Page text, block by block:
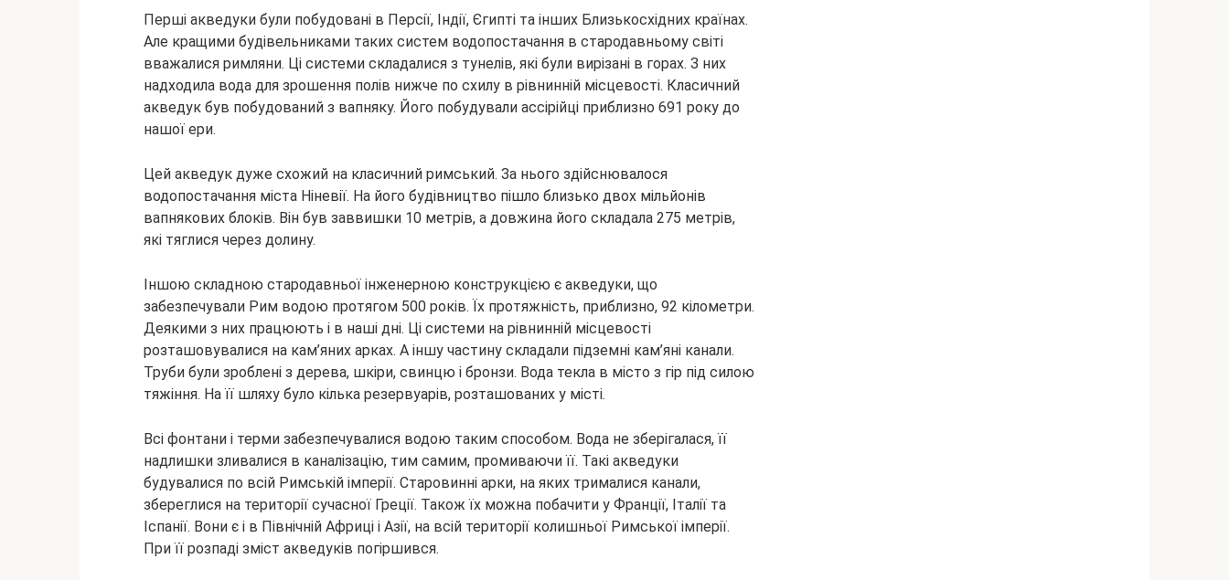
Перші акведуки були побудовані в Персії, Індії, Єгипті та інших Близькосхідних країнах.
Але кращими будівельниками таких систем водопостачання в стародавньому світі
вважалися римляни. Ці системи складалися з тунелів, які були вирізані в горах. З них
надходила вода для зрошення полів нижче по схилу в рівнинній місцевості. Класичний
акведук був побудований з вапняку. Його побудували ассірійці приблизно 691 року до
нашої ери.
Цей акведук дуже схожий на класичний римський. За нього здійснювалося
водопостачання міста Ніневії. На його будівництво пішло близько двох мільйонів
вапнякових блоків. Він був заввишки 10 метрів, а довжина його складала 275 метрів,
які тяглися через долину.
Іншою складною стародавньої інженерною конструкцією є акведуки, що
забезпечували Рим водою протягом 500 років. Їх протяжність, приблизно, 92 кілометри.
Деякими з них працюють і в наші дні. Ці системи на рівнинній місцевості
розташовувалися на кам’яних арках. А іншу частину складали підземні кам’яні канали.
Труби були зроблені з дерева, шкіри, свинцю і бронзи. Вода текла в місто з гір під силою
тяжіння. На її шляху було кілька резервуарів, розташованих у місті.
Всі фонтани і терми забезпечувалися водою таким способом. Вода не зберігалася, її
надлишки зливалися в каналізацію, тим самим, промиваючи її. Такі акведуки
будувалися по всій Римській імперії. Старовинні арки, на яких трималися канали,
збереглися на території сучасної Греції. Також їх можна побачити у Франції, Італії та
Іспанії. Вони є і в Північній Африці і Азії, на всій території колишньої Римської імперії.
При її розпаді зміст акведуків погіршився.